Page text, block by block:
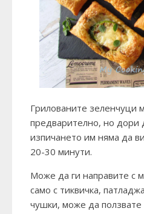
Грилованите зеленчуци
предварително, но дори
изпичането им няма да
20-30 минути.
Може да ги направите с
само с тиквичка,
чушки, може да